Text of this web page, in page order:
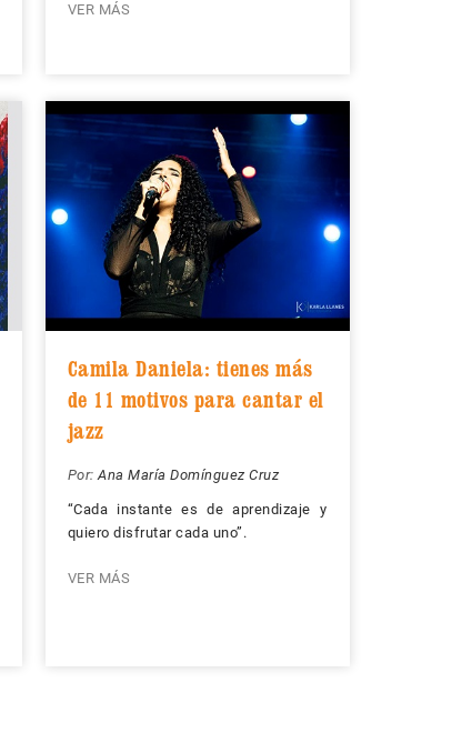
VER MÁS
Camila Daniela: tienes más
de 11 motivos para cantar el
jazz
Por: Ana María Domínguez Cruz
“Cada instante es de aprendizaje y
quiero disfrutar cada uno”.
VER MÁS